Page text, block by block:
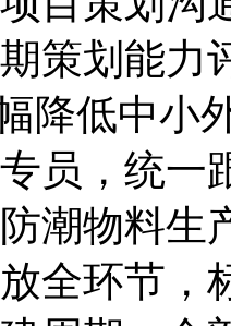
策划能力
降低中小
员，统一
潮物料生
全环节，